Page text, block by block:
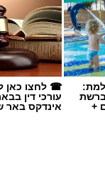
+
☎ לחצו כאן
עורכי דין
אינדקס באר